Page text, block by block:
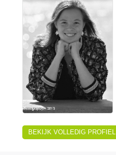
BEKIJK VOLLEDIG PROFIEL